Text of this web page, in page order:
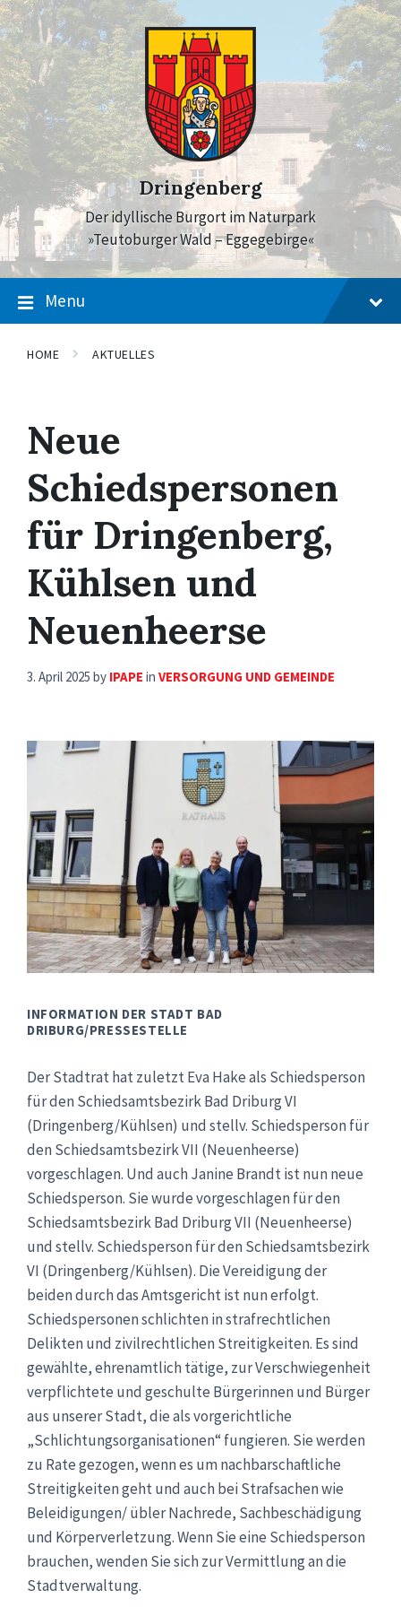
Skip
to
content
Skip
to
main
navigation
Skip
to
footer
Dringenberg
Der idyllische Burgort im Naturpark
»Teutoburger Wald – Eggegebirge«
Menu
HOME AKTUELLES
Neue
Schiedspersonen
für Dringenberg,
Kühlsen und
Neuenheerse
3. April 2025 by IPAPE in VERSORGUNG UND GEMEINDE
INFORMATION DER STADT BAD
DRIBURG/PRESSESTELLE
Der Stadtrat hat zuletzt Eva Hake als Schiedsperson
für den Schiedsamtsbezirk Bad Driburg VI
(Dringenberg/Kühlsen) und stellv. Schiedsperson für
den Schiedsamtsbezirk VII (Neuenheerse)
vorgeschlagen. Und auch Janine Brandt ist nun neue
Schiedsperson. Sie wurde vorgeschlagen für den
Schiedsamtsbezirk Bad Driburg VII (Neuenheerse)
und stellv. Schiedsperson für den Schiedsamtsbezirk
VI (Dringenberg/Kühlsen). Die Vereidigung der
beiden durch das Amtsgericht ist nun erfolgt.
Schiedspersonen schlichten in strafrechtlichen
Delikten und zivilrechtlichen Streitigkeiten. Es sind
gewählte, ehrenamtlich tätige, zur Verschwiegenheit
verpflichtete und geschulte Bürgerinnen und Bürger
aus unserer Stadt, die als vorgerichtliche
„Schlichtungsorganisationen“ fungieren. Sie werden
zu Rate gezogen, wenn es um nachbarschaftliche
Streitigkeiten geht und auch bei Strafsachen wie
Beleidigungen/ übler Nachrede, Sachbeschädigung
und Körperverletzung. Wenn Sie eine Schiedsperson
brauchen, wenden Sie sich zur Vermittlung an die
Stadtverwaltung.